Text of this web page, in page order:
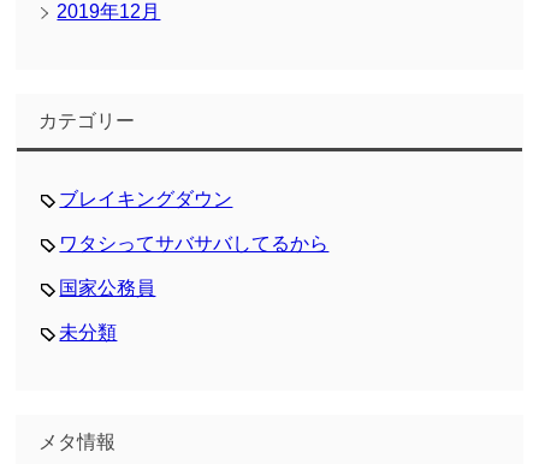
2019年12月
カテゴリー
ブレイキングダウン
ワタシってサバサバしてるから
国家公務員
未分類
メタ情報